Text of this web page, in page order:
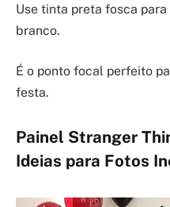
Use tinta preta fosca
branco.
É o ponto focal perfeito
festa.
Painel Stranger
Ideias para Fotos